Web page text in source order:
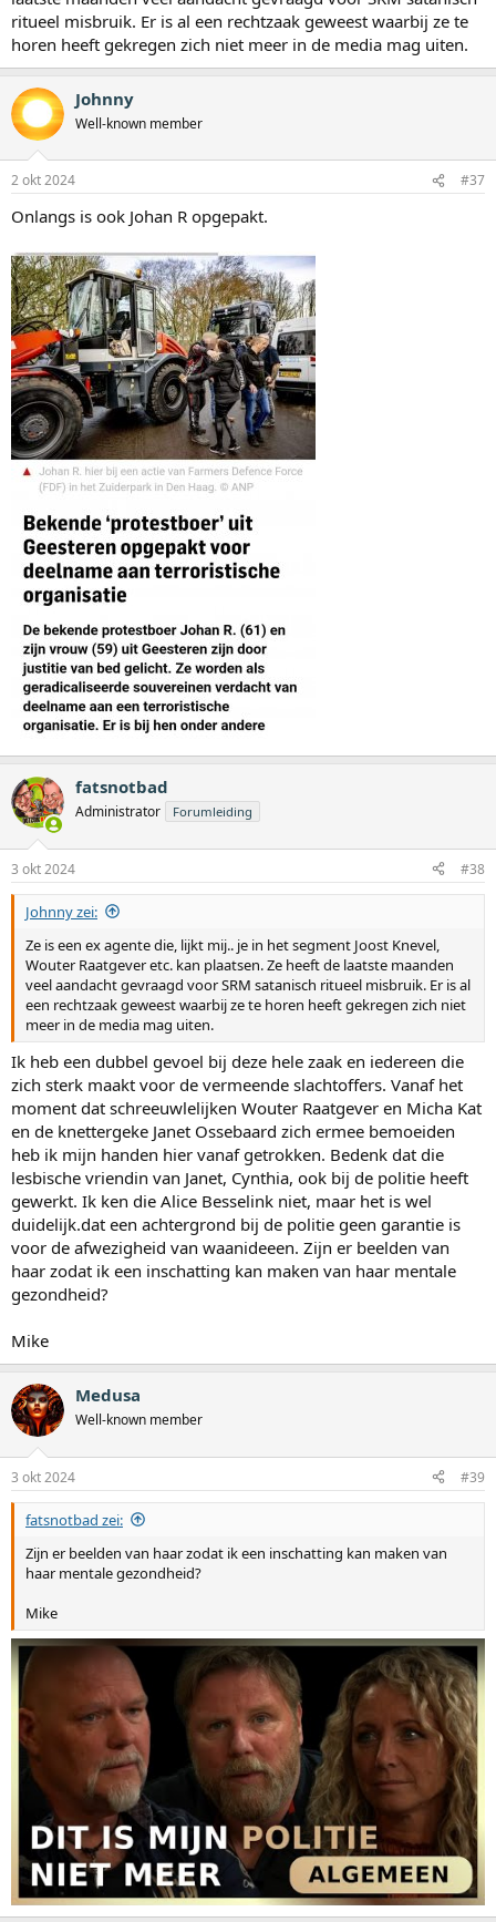
ritueel misbruik. Er is al een rechtzaak geweest waarbij ze te
horen heeft gekregen zich niet meer in de media mag uiten.
Johnny
Well-known member
2 okt 2024 #37
Onlangs is ook Johan R opgepakt.
fatsnotbad
Administrator Forumleiding
3 okt 2024 #38
Johnny zei:
Ze is een ex agente die, lijkt mij.. je in het segment Joost Knevel,
Wouter Raatgever etc. kan plaatsen. Ze heeft de laatste maanden
veel aandacht gevraagd voor SRM satanisch ritueel misbruik. Er is al
een rechtzaak geweest waarbij ze te horen heeft gekregen zich niet
meer in de media mag uiten.
Ik heb een dubbel gevoel bij deze hele zaak en iedereen die
zich sterk maakt voor de vermeende slachtoffers. Vanaf het
moment dat schreeuwlelijken Wouter Raatgever en Micha Kat
en de knettergeke Janet Ossebaard zich ermee bemoeiden
heb ik mijn handen hier vanaf getrokken. Bedenk dat die
lesbische vriendin van Janet, Cynthia, ook bij de politie heeft
gewerkt. Ik ken die Alice Besselink niet, maar het is wel
duidelijk.dat een achtergrond bij de politie geen garantie is
voor de afwezigheid van waanideeen. Zijn er beelden van
haar zodat ik een inschatting kan maken van haar mentale
gezondheid?
Mike
Medusa
Well-known member
3 okt 2024 #39
fatsnotbad zei:
Zijn er beelden van haar zodat ik een inschatting kan maken van
haar mentale gezondheid?
Mike